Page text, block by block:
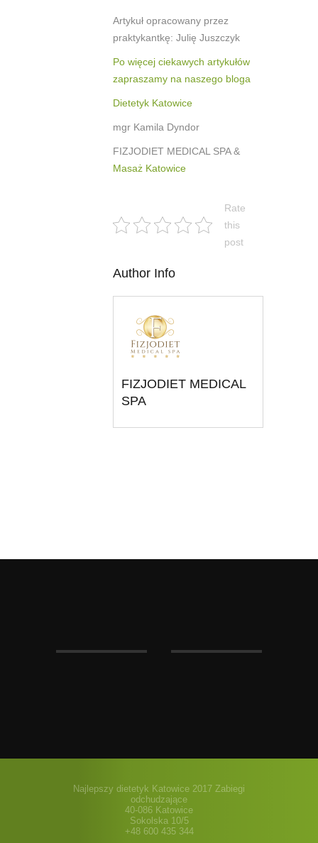
Artykuł opracowany przez
praktykantkę: Julię Juszczyk
Po więcej ciekawych artykułów
zapraszamy na naszego bloga
Dietetyk Katowice
mgr Kamila Dyndor
FIZJODIET MEDICAL SPA &
Masaż Katowice
Rate
this
post
Author Info
FIZJODIET MEDICAL
SPA
Najlepszy dietetyk Katowice 2017 Zabiegi
odchudzające
40-086 Katowice
Sokolska 10/5
+48 600 435 344